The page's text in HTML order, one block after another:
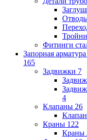
Фитинги
Запорная
165
Задвижки 7
4
Клапаны 26
Краны 122
Краны